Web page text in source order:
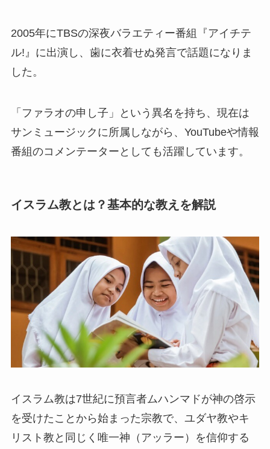
2005年にTBSの深夜バラエティー番組『アイチテ
ル!』に出演し、歯に衣着せぬ発言で話題になりま
した。
「ファラオの申し子」という異名を持ち、現在は
サンミュージックに所属しながら、YouTubeや情報
番組のコメンテーターとしても活躍しています。
イスラム教とは？基本的な教えを解説
イスラム教は7世紀に預言者ムハンマドが神の啓示
を受けたことから始まった宗教で、ユダヤ教やキ
リスト教と同じく唯一神（アッラー）を信仰する